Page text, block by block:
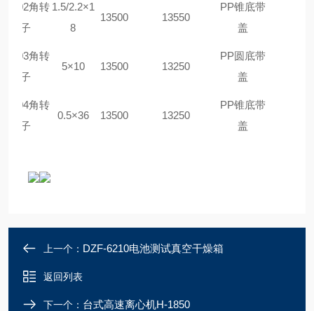
#1602角转
子
1.5/2.2×1
8
13500 13550
PP锥底带
盖
#1603角转
子
5×10 13500 13250
PP圆底带
盖
#1604角转
子
0.5×36 13500 13250
PP锥底带
盖
上一个： DZF-6210电池测试真空干燥箱
返回列表
下一个： 台式高速离心机H-1850